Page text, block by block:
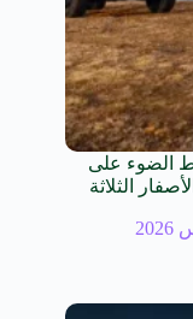
الضوء على